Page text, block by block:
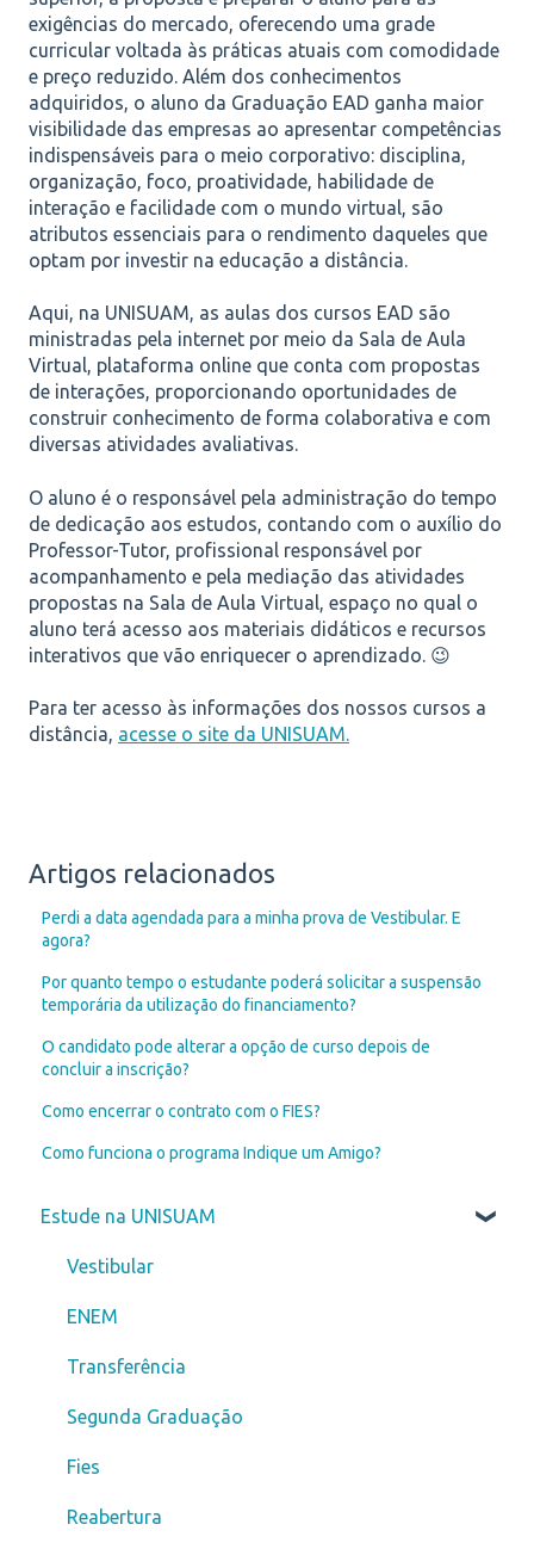
exigências do mercado, oferecendo uma grade
curricular voltada às práticas atuais com comodidade
e preço reduzido. Além dos conhecimentos
adquiridos, o aluno da Graduação EAD ganha maior
visibilidade das empresas ao apresentar competências
indispensáveis para o meio corporativo: disciplina,
organização, foco, proatividade, habilidade de
interação e facilidade com o mundo virtual, são
atributos essenciais para o rendimento daqueles que
optam por investir na educação a distância.
Aqui, na UNISUAM, as aulas dos cursos EAD são
ministradas pela internet por meio da Sala de Aula
Virtual, plataforma online que conta com propostas
de interações, proporcionando oportunidades de
construir conhecimento de forma colaborativa e com
diversas atividades avaliativas.
O aluno é o responsável pela administração do tempo
de dedicação aos estudos, contando com o auxílio do
Professor-Tutor, profissional responsável por
acompanhamento e pela mediação das atividades
propostas na Sala de Aula Virtual, espaço no qual o
aluno terá acesso aos materiais didáticos e recursos
interativos que vão enriquecer o aprendizado. 😉
Para ter acesso às informações dos nossos cursos a
distância, acesse o site da UNISUAM.
Artigos relacionados
Perdi a data agendada para a minha prova de Vestibular. E
agora?
Por quanto tempo o estudante poderá solicitar a suspensão
temporária da utilização do financiamento?
O candidato pode alterar a opção de curso depois de
concluir a inscrição?
Como encerrar o contrato com o FIES?
Como funciona o programa Indique um Amigo?
Estude na UNISUAM
Vestibular
ENEM
Transferência
Segunda Graduação
Fies
Reabertura